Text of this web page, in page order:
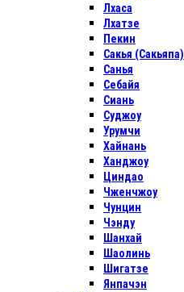
Лхаса
Лхатзе
Пекин
Сакья (Сакьяпа)
Санья
Себайя
Сиань
Суджоу
Урумчи
Хайнань
Ханджоу
Циндао
Чженчжоу
Чунцин
Чэнду
Шанхай
Шаолинь
Шигатзе
Янпачэн